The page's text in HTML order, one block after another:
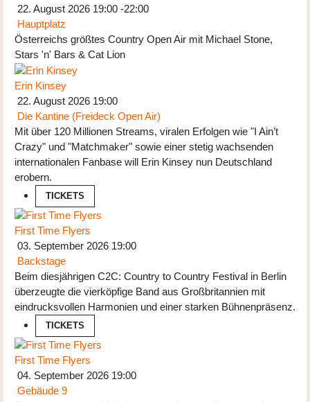
22. August 2026 19:00 -22:00
Hauptplatz
Österreichs größtes Country Open Air mit Michael Stone,
Stars 'n' Bars & Cat Lion
Erin Kinsey
22. August 2026 19:00
Die Kantine (Freideck Open Air)
Mit über 120 Millionen Streams, viralen Erfolgen wie "I Ain’t
Crazy" und "Matchmaker" sowie einer stetig wachsenden
internationalen Fanbase will Erin Kinsey nun Deutschland
erobern.
TICKETS
First Time Flyers
03. September 2026 19:00
Backstage
Beim diesjährigen C2C: Country to Country Festival in Berlin
überzeugte die vierköpfige Band aus Großbritannien mit
eindrucksvollen Harmonien und einer starken Bühnenpräsenz.
TICKETS
First Time Flyers
04. September 2026 19:00
Gebäude 9